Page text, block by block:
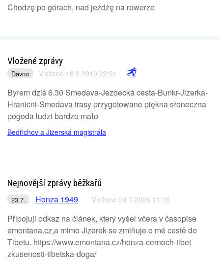
Chodzę po górach, nad jeżdżę na rowerze
Vložené zprávy
Dávno Vloženo 16.2.2019 22:51
Byłem dziś 6.30 Smedava-Jezdecká cesta-Bunkr-Jizerka-
Hranicni-Smedava trasy przygotowane piękna słoneczna
pogoda ludzi bardzo mało
Bedřichov a Jizerská magistrála
Nejnovější zprávy běžkařů
23.7. Honza 1949 Vloženo 24.7.2026 11:15
Připojuji odkaz na článek, který vyšel včera v časopise
emontana.cz,a mimo Jizerek se zmiňuje o mé cestě do
Tibetu. https://www.emontana.cz/honza-cernoch-tibet-
zkusenosti-tibetska-doga/